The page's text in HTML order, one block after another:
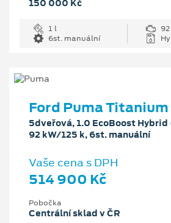
150 000 Kč
1 l
6st. manuální
Ford Puma Titanium
5dveřová, 1.0 EcoBoost Hybrid
92 kW/125 k, 6st. manuální
Vaše cena s DPH
514 900 Kč
Pobočka
Centrální sklad v ČR